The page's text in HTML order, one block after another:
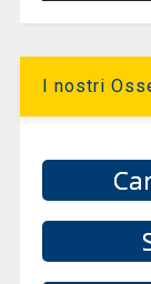
I nostri